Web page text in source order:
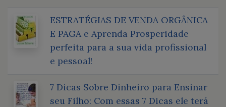
ESTRATÉGIAS DE VENDA ORGÂNICA
E PAGA e Aprenda Prosperidade
perfeita para a sua vida profissional
e pessoal!
7 Dicas Sobre Dinheiro para Ensinar
seu Filho: Com essas 7 Dicas ele terá